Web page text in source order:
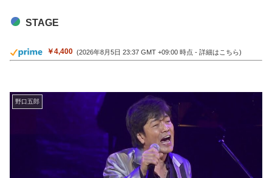
STAGE
￥4,400 (2026年8月5日 23:37 GMT +09:00 時点 -詳細はこちら)
野口五郎